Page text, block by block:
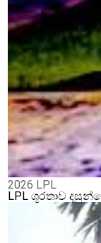
2026 LPL
LPL ශූරතාව